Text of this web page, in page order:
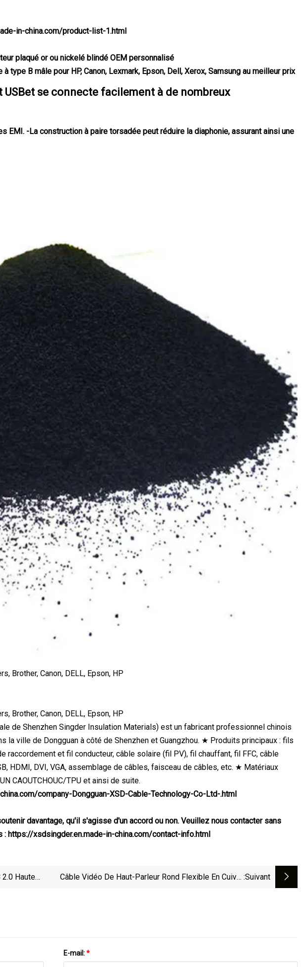
in-china.com/product-list-1.html
plaqué or ou nickelé blindé OEM personnalisé
type B mâle pour HP, Canon, Lexmark, Epson, Dell, Xerox, Samsung au meilleur prix
USBet se connecte facilement à de nombreux
-La construction à paire torsadée peut réduire la diaphonie, assurant ainsi une
de Shenzhen Singder Insulation Materials) est un fabricant professionnel chinois
la ville de Dongguan à côté de Shenzhen et Guangzhou. ★ Produits principaux : fils
et fil conducteur, câble solaire (fil PV), fil chauffant, fil FFC, câble
HDMI, DVI, VGA, assemblage de câbles, faisceau de câbles, etc. ★ Matériaux
CAOUTCHOUC/TPU et ainsi de suite.
company-Dongguan-XSD-Cable-Technology-Co-Ltd-.html
davantage, qu'il s'agisse d'un accord ou non. Veuillez nous contacter sans
https://xsdsingder.en.made-in-china.com/contact-info.html
2.0 Haute
Câble Vidéo De Haut-Parleur Rond Flexible En Cuivre :suivant
E-mail:*